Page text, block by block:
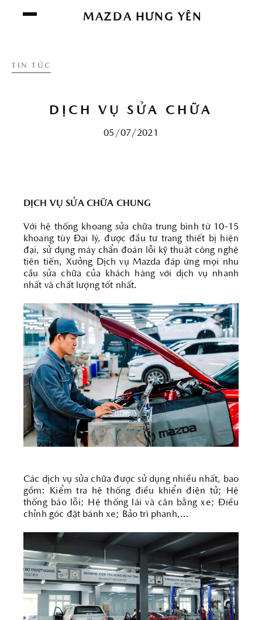
Chúng tôi sử dụng cookie để nâng cao trải
thông tin chi tiết.
ĐỒNG Ý
MAZDA HƯNG YÊN
TIN TỨC
DỊCH VỤ SỬA CHỮA
05/07/2021
DỊCH VỤ SỬA CHỮA CHUNG
Với hệ thống khoang sửa chữa trung bình từ 10-15
khoang tùy Đại lý, được đầu tư trang thiết bị hiện
đại, sử dụng máy chẩn đoán lỗi kỹ thuật công nghệ
tiên tiến, Xưởng Dịch vụ Mazda đáp ứng mọi nhu
cầu sửa chữa của khách hàng với dịch vụ nhanh
nhất và chất lượng tốt nhất.
Các dịch vụ sửa chữa được sử dụng nhiều nhất, bao
gồm: Kiểm tra hệ thống điều khiển điện tử; Hệ
thống báo lỗi; Hệ thống lái và cân bằng xe; Điều
chỉnh góc đặt bánh xe; Bảo trì phanh,…